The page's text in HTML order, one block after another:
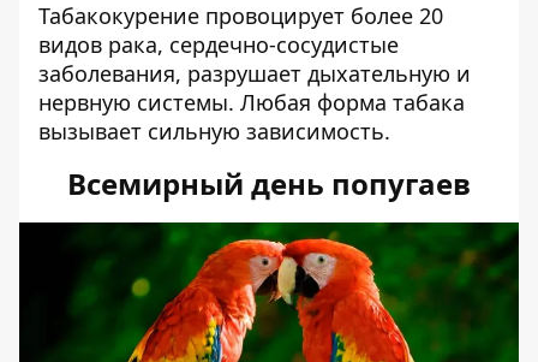
Табакокурение провоцирует более 20
видов рака, сердечно-сосудистые
заболевания, разрушает дыхательную и
нервную системы. Любая форма табака
вызывает сильную зависимость.
Всемирный день попугаев